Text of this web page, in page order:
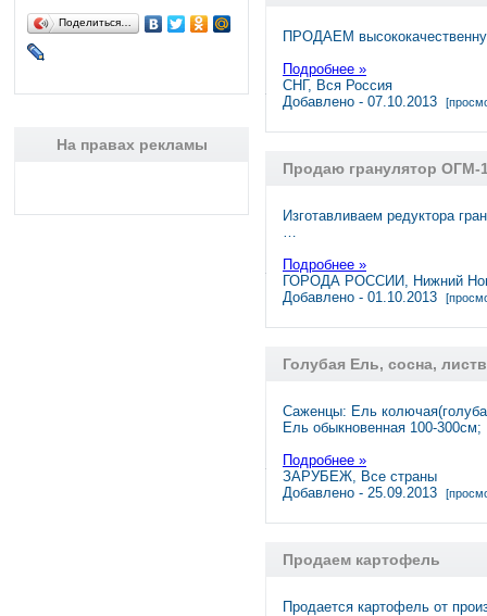
Поделиться…
На правах рекламы
ПРОДАЕМ
Подробнее »
СНГ, Вся Россия
Добавлено - 07.10.2013
Продаю гранулятор ОГМ-
Изготавливаем редуктора
…
Подробнее »
ГОРОДА РОССИИ, Нижний
Добавлено - 01.10.2013
Голубая Ель, сосна,
Саженцы: Ель
Ель обыкновенная 100-
Подробнее »
ЗАРУБЕЖ, Все страны
Добавлено - 25.09.2013
Продаем картофель
Продается картофель от